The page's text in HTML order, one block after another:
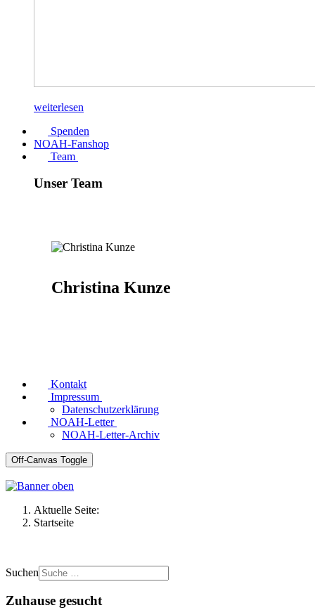
weiterlesen
Spenden
NOAH-Fanshop
Team
Unser Team
Christina Kunze
Kontakt
Impressum
Datenschutzerklärung
NOAH-Letter
NOAH-Letter-Archiv
Off-Canvas Toggle
Aktuelle Seite:
Startseite
Suchen
Zuhause gesucht